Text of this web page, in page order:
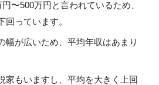
〜500万円と言われているため、
回っています。
幅が広いため、平均年収はあまり
家もいますし、平均を大きく上回